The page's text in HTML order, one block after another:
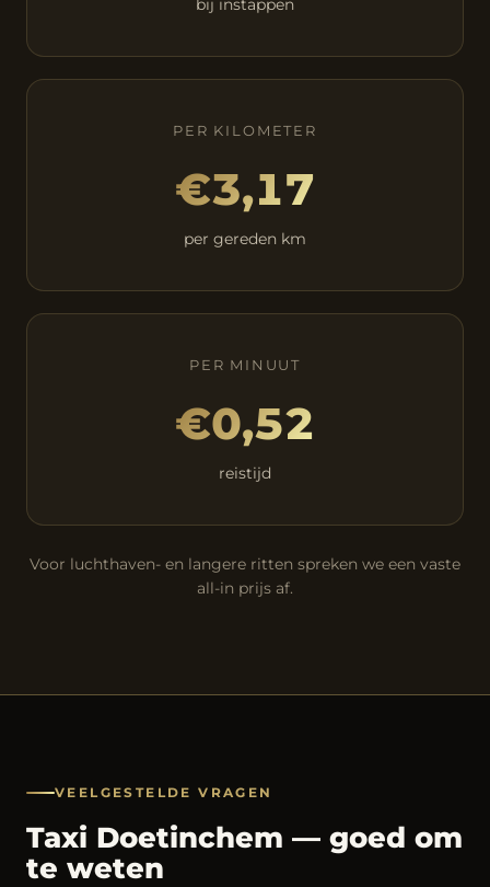
PER KILOMETER
€3,17
per gereden km
PER MINUUT
€0,52
reistijd
Voor luchthaven- en langere ritten spreken we een vaste
all-in prijs af.
VEELGESTELDE VRAGEN
Taxi Doetinchem — goed om
te weten